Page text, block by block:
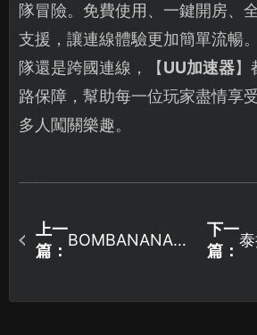
隊冒險。免費使用、一鍵開房、
支援，讓連線體驗更加簡單流暢
隊還是跨國連線，【UU加速器】
路保障，幫助每一位玩家盡情享
多人闖關樂趣。
上一
篇：
BOMBANANA加
定且低延遲的連
下一
篇：